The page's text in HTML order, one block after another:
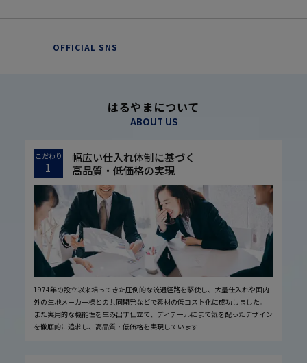
OFFICIAL SNS
はるやまについて
ABOUT US
こだわり
1
幅広い仕入れ体制に基づく
高品質・低価格の実現
1974年の設立以来培ってきた圧倒的な流通経路を駆使し、大量仕入れや国内
外の生地メーカー様との共同開発などで素材の低コスト化に成功しました。
また実用的な機能性を生み出す仕立て、ディテールにまで気を配ったデザイン
を徹底的に追求し、高品質・低価格を実現しています